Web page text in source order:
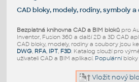
CAD bloky, modely, rodiny, symboly
Bezplatná knihovna CAD a BIM blokůpro
Inventor, Fusion 360 a další 2D a 3D CAD
CAD bloky, modely, rodiny a soubory jsou
DWG, RFA, IPT, F3D. Katalog slouží pro
uživateli CAD a BIM aplikací. Populárníbloky
Vložit nový